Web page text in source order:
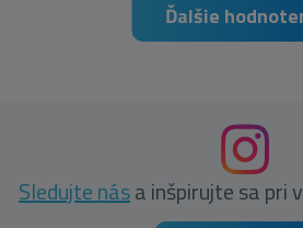
Ďalšie
Sledujte nása inšpirujte sa pri